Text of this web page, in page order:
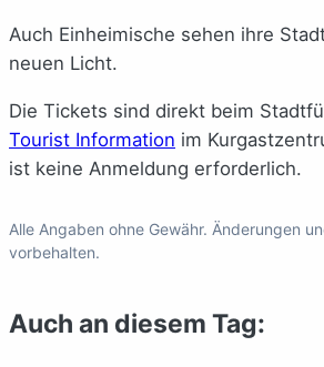
Auch Einheimische sehen ihre
neuen Licht.
Die Tickets sind direkt beim
Tourist Information im
ist keine Anmeldung erforderlich.
Alle Angaben ohne Gewähr. Änderungen
vorbehalten.
Auch an diesem Tag: